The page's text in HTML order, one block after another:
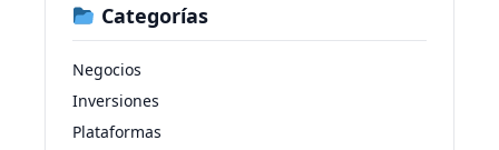
Categorías
Negocios
Inversiones
Plataformas